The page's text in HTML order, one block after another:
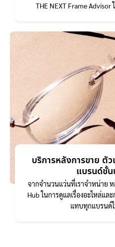
THE NEXT Frame
บริการหลังการขาย ตั
แบรนด์ชั้น
จากจำนวนแว่นที่เราจำหน่าย
Hub ในการดูแลเรื่องอะไหล่แ
แทบทุกแบรนด์